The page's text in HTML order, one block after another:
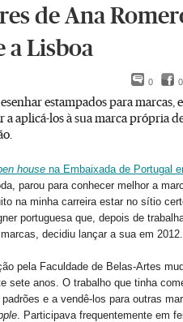
de Ana
a Lisboa
0 0
estampados para marcas,
aplicá-los à sua marca própria
house na Embaixada de Portugal
parou para conhecer melhor a
na minha carreira estar no sítio
portuguesa que, depois de
decidiu lançar a sua em 2012.
pela Faculdade de Belas-Artes
sete anos. O trabalho que tinha
e a vendê-los para outras
. Participava frequentemente em